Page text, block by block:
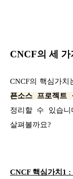
CNCF의 세 가
CNCF의 핵심가치
픈소스 프로젝트
정리할 수 있습
살펴볼까요?
CNCF 핵심가치1